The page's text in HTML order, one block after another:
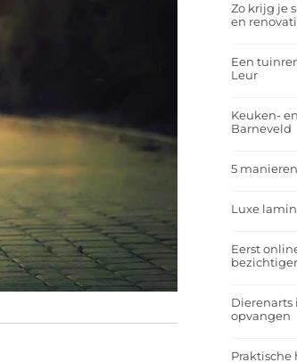
Zo krijg je
en
Een
Leur
Keuken-
Barneveld
5
Luxe
Eerst
Dierenarts
opvangen
Praktische